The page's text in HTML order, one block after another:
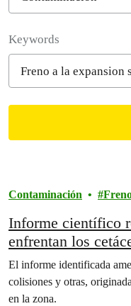
Keywords
Contaminación
Informe científico
enfrentan los
la Patagonia
El informe identificada
colisiones y otras,
en la zona.